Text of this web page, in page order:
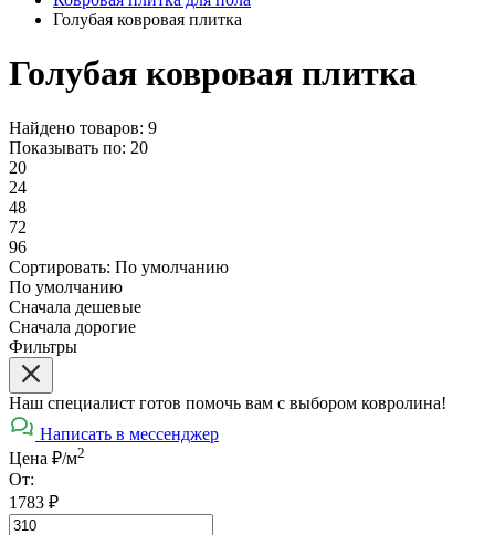
Голубая ковровая плитка
Голубая ковровая плитка
Найдено товаров: 9
Показывать по: 20
20
24
48
72
96
Сортировать: По умолчанию
По умолчанию
Сначала дешевые
Сначала дорогие
Фильтры
Наш специалист готов помочь вам с выбором ковролина!
Написать в мессенджер
Цена ₽/м2
От:
1783 ₽